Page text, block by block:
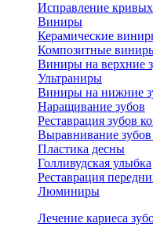
Исправление
Виниры
Керамические
Композитные
Виниры на верхние
Ультраниры
Виниры на нижние
Наращивание зубов
Реставрация зубов
Выравнивание
Пластика десны
Голливудская улыбка
Реставрация
Люминиры
Лечение кариеса